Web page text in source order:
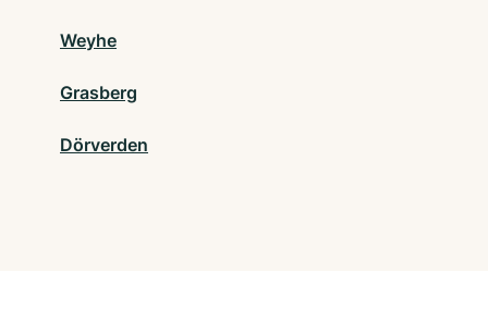
Weyhe
Grasberg
Dörverden